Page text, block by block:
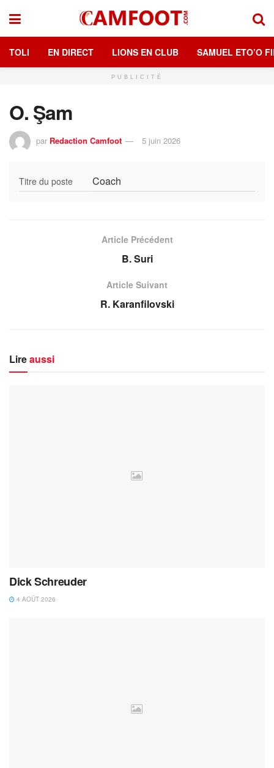
TOLI EN DIRECT LIONS EN CLUB SAMUEL ETO’O
PUBLICITÉ
O. Şam
par Redaction Camfoot 5 juin 2026
Titre du poste Coach
Article Précédent
B. Suri
Article Suivant
R. Karanfilovski
Lireaussi
Dick Schreuder
4 AOÛT 2026